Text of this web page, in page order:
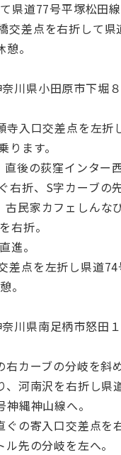
77号平塚松田線
点を右折して県道
。
川県小田原市下堀
口交差点を左折し
ます。
荻窪インター西
S字カーブの先
カフェしんなび
折。
。
を左折し県道74
川県南足柄市怒田
ブの分岐を斜め
沢を右折し県道
神山線へ。
寄入口交差点を右
の分岐を左へ。